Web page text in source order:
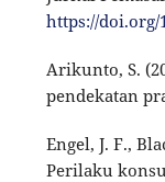
https://doi.org/
Arikunto, S.
pendekatan
Engel, J. F.,
Perilaku